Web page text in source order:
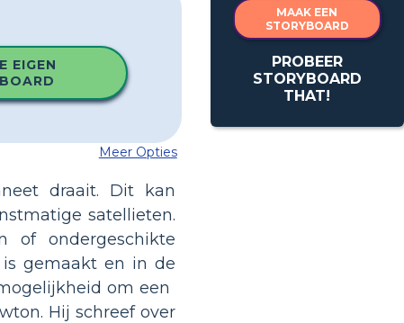
MAAK EEN
STORYBOARD
PROBEER
STORYBOARD
THAT!
EIGEN
Meer Opties
draait. Dit kan
satellieten.
of ondergeschikte
gemaakt en in de
om een
Hij schreef over